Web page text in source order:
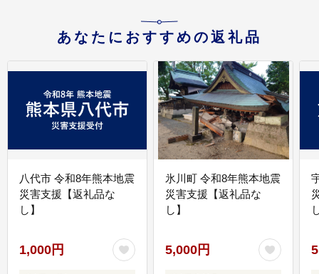
あなたにおすすめの返礼品
八代市 令和8年熊本地震
災害支援【返礼品な
し】
1,000円
氷川町 令和8年熊本地震
災害支援【返礼品な
し】
5,000円